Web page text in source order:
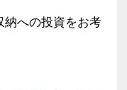
納への投資をお考